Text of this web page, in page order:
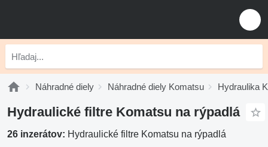
Náhradné diely Náhradné diely Komatsu Hydraulika
Hydraulické filtre Komatsu na rýpadlá
26 inzerátov: Hydraulické filtre Komatsu na rýpadlá